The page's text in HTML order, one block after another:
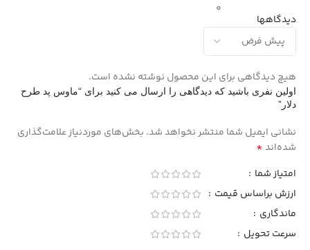
0
دیدگاهها
هیچ دیدگاهی برای این محصول نوشته نشده است.
اولین نفری باشید که دیدگاهی را ارسال می کنید برای “ماوس پد طرح
دلار”
نشانی ایمیل شما منتشر نخواهد شد. بخش‌های موردنیاز علامت‌گذاری
شده‌اند*
امتیاز شما
ارزش براساس قیمت
ماندگاری
سرعت تحویل